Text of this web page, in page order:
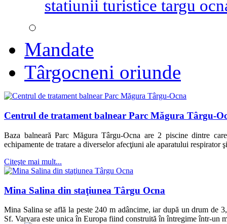
statiunii turistice targu
Mandate
Târgocneni oriunde
Centrul de tratament balnear Parc Măgura Târgu-
Baza balneară Parc Măgura Târgu-Ocna are 2 piscine dintre
echipamente de tratare a diverselor afecţiuni ale aparatului respirator
Citeşte mai mult...
Mina Salina din staţiunea Târgu Ocna
Mina Salina se află la peste 240 m adâncime, iar după un drum de
Sf. Varvara este unica în Europa fiind construită în întregime într-un